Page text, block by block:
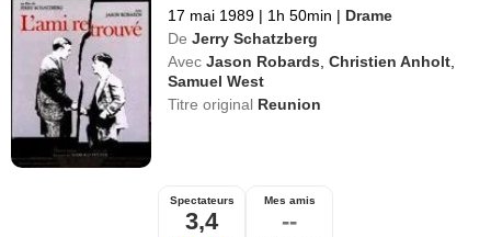
17 mai 1989 | 1h 50min | Drame
De Jerry Schatzberg
Avec Jason Robards ,Christien Anholt
Samuel West
Titre original Reunion
Spectateurs
3,4
Mes amis
--